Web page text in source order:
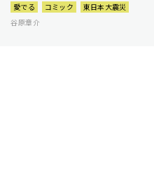
愛でる コミック
東日本大震災
谷原章介